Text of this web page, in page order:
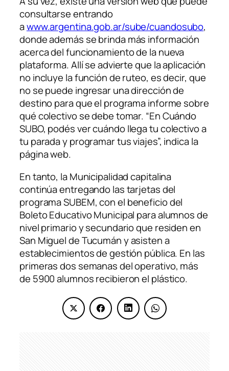
consultarse entrando
awww.argentina.gob.ar/sube/cuandosubo,
donde además se brinda más información
acerca del funcionamiento de la nueva
plataforma. Allí se advierte que la aplicación
no incluye la función de ruteo, es decir, que
no se puede ingresar una dirección de
destino para que el programa informe sobre
qué colectivo se debe tomar. “En Cuándo
SUBO, podés ver cuándo llega tu colectivo a
tu parada y programar tus viajes”, indica la
página web.
En tanto, la Municipalidad capitalina
continúa entregando las tarjetas del
programa SUBEM, con el beneficio del
Boleto Educativo Municipal para alumnos de
nivel primario y secundario que residen en
San Miguel de Tucumán y asisten a
establecimientos de gestión pública. En las
primeras dos semanas del operativo, más
de 5900 alumnos recibieron el plástico.